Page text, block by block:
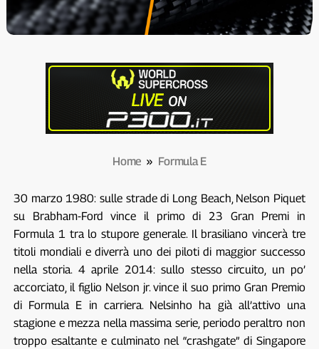
Home » Formula E
30 marzo 1980: sulle strade di Long Beach, Nelson Piquet
su Brabham-Ford vince il primo di 23 Gran Premi in
Formula 1 tra lo stupore generale. Il brasiliano vincerà tre
titoli mondiali e diverrà uno dei piloti di maggior successo
nella storia. 4 aprile 2014: sullo stesso circuito, un po’
accorciato, il figlio Nelson jr. vince il suo primo Gran Premio
di Formula E in carriera. Nelsinho ha già all’attivo una
stagione e mezza nella massima serie, periodo peraltro non
troppo esaltante e culminato nel “crashgate” di Singapore